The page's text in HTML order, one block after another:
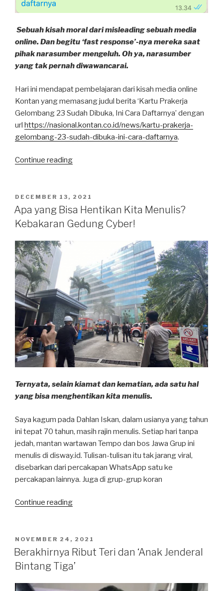
Sebuah kisah moral dari misleading sebuah media
online. Dan begitu ‘fast response’-nya mereka saat
pihak narasumber mengeluh. Oh ya, narasumber
yang tak pernah diwawancarai.
Hari ini mendapat pembelajaran dari kisah media online
Kontan yang memasang judul berita ‘Kartu Prakerja
Gelombang 23 Sudah Dibuka, Ini Cara Daftarnya’ dengan
url https://nasional.kontan.co.id/news/kartu-prakerja-
gelombang-23-sudah-dibuka-ini-cara-daftarnya.
Continue reading“Misleading
dan
Cepatnya
Revisi
POSTED
ON
DECEMBER 13, 2021
Apa yang Bisa Hentikan Kita Menulis?
Kebakaran Gedung Cyber!
Ternyata, selain kiamat dan kematian, ada satu hal
yang bisa menghentikan kita menulis.
Saya kagum pada Dahlan Iskan, dalam usianya yang tahun
ini tepat 70 tahun, masih rajin menulis. Setiap hari tanpa
jedah, mantan wartawan Tempo dan bos Jawa Grup ini
menulis di disway.id. Tulisan-tulisan itu tak jarang viral,
disebarkan dari percakapan WhatsApp satu ke
percakapan lainnya. Juga di grup-grup koran
Continue reading“Apa
Hentikan
Kita
Menulis?
Gedung
POSTED
ON
NOVEMBER 24, 2021
Berakhirnya Ribut Teri dan ‘Anak Jenderal
Bintang Tiga’